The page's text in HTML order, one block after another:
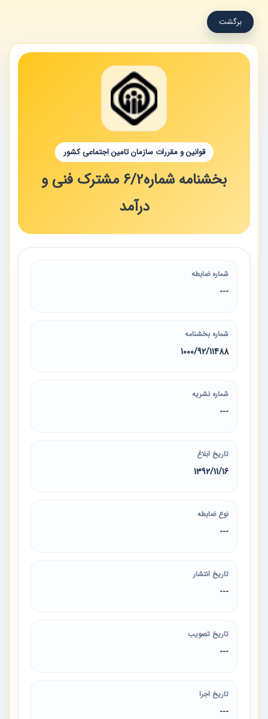
برگشت
قوانین و مقررات سازمان تامین اجتماعی کشور
بخشنامه شماره6/2 مشترک فنی و
درآمد
شماره ضابطه
---
شماره بخشنامه
1000/92/11488
شماره نشریه
---
تاریخ ابلاغ
1392/11/16
نوع ضابطه
---
تاریخ انتشار
---
تاریخ تصویب
---
تاریخ اجرا
---